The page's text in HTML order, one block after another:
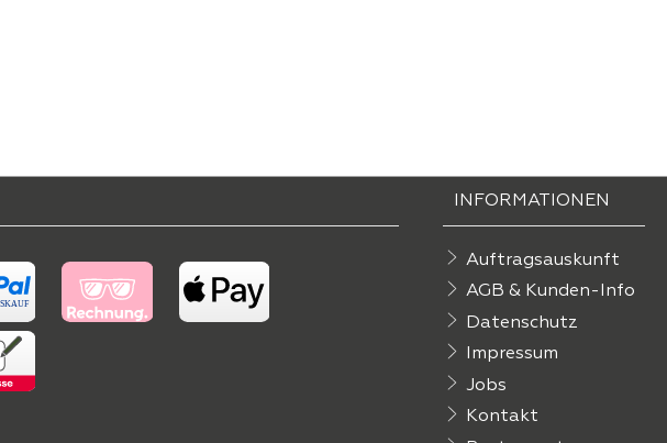
INFORMATIONEN
Auftragsauskunft
AGB & Kunden-Info
Datenschutz
Impressum
Jobs
Kontakt